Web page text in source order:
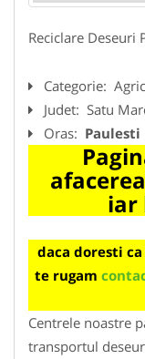
Reciclare Deseuri
Categorie:
Judet: Satu
Oras: Paulesti
iar
daca doresti
te rugam
Centrele noastre
transportul